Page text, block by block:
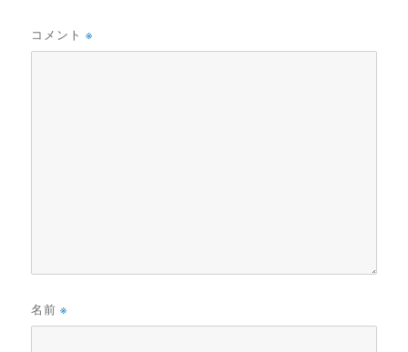
コメント※
名前※